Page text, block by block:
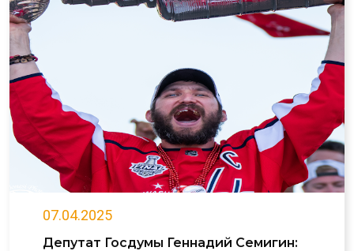
07.04.2025
Депутат Госдумы Геннадий Семигин: